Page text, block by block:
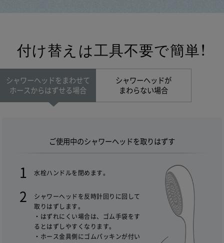
付け替えは工具不要で簡単！
シャワーヘッドをまわせて
ホースからはずせる場合
シャワーヘッドが
まわらない場合
ご使用中のシャワーヘッドを取りはずす
水栓ハンドルを閉めます。
シャワーヘッドを反時計回りに回して
取りはずします。
・はずれにくい場合は、ゴム手袋をす
るとはずしやすくなります。
・ホース金具側にゴムパッキンが付い